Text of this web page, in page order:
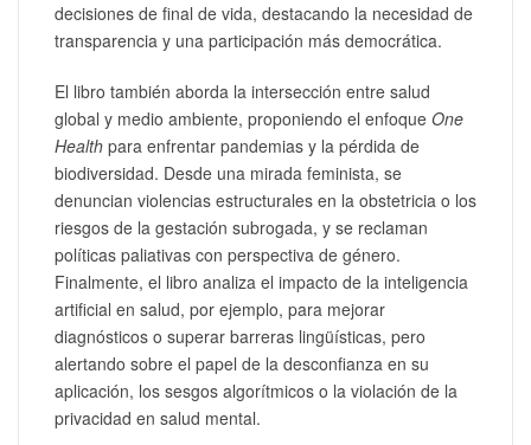
decisiones de final de vida, destacando la necesidad de
transparencia y una participación más democrática.
El libro también aborda la intersección entre salud
global y medio ambiente, proponiendo el enfoque One
Health para enfrentar pandemias y la pérdida de
biodiversidad. Desde una mirada feminista, se
denuncian violencias estructurales en la obstetricia o los
riesgos de la gestación subrogada, y se reclaman
políticas paliativas con perspectiva de género.
Finalmente, el libro analiza el impacto de la inteligencia
artificial en salud, por ejemplo, para mejorar
diagnósticos o superar barreras lingüísticas, pero
alertando sobre el papel de la desconfianza en su
aplicación, los sesgos algorítmicos o la violación de la
privacidad en salud mental.